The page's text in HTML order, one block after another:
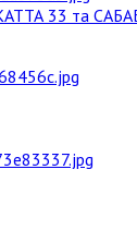
33 та